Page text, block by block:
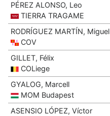
PÉREZ ALONSO, Leo
TIERRA TRAGAME
RODRÍGUEZ MARTÍN, Miguel
COV
GILLET, Félix
COLiege
GYALOG, Marcell
MOM Budapest
ASENSIO LÓPEZ, Víctor